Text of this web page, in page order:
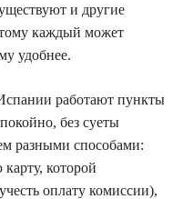
и другие
каждый может
удобнее.
работают пункты
без суеты
разными способами:
которой
оплату комиссии),